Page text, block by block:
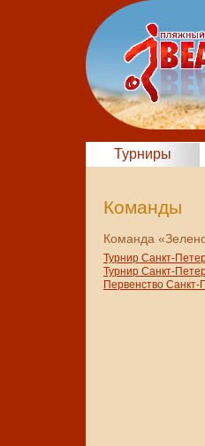
Турниры
Команды
Команда
Турнир Санкт-
Турнир Санкт-
Первенство